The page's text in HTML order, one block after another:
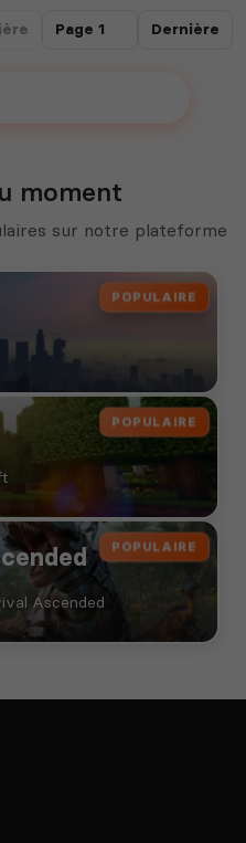
Dernière
moment
sur notre plateforme
POPULAIRE
POPULAIRE
POPULAIRE
Ascended